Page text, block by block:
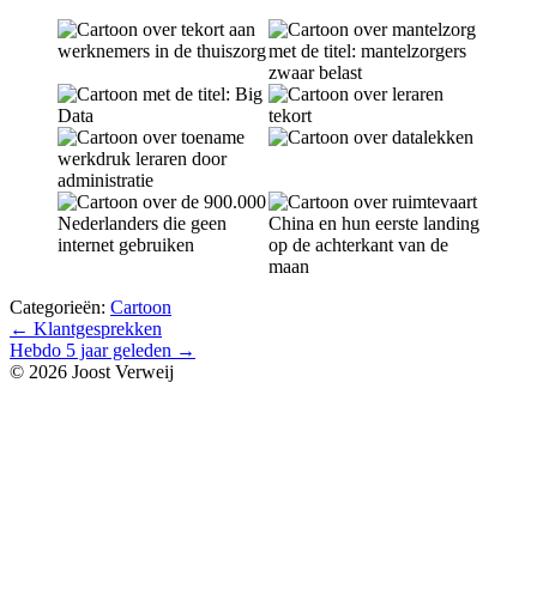
Categorieën: Cartoon
Bericht
navigatie
← Klantgesprekken
Hebdo 5 jaar geleden →
© 2026 Joost Verweij